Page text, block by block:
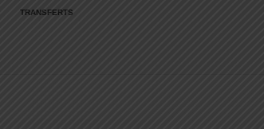
TRANSFERTS